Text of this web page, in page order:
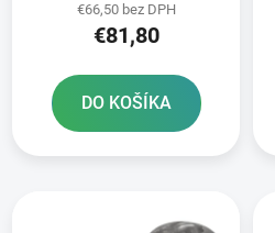
PISTON
€66,50 bez DPH
€81,80
DO KOŠÍKA